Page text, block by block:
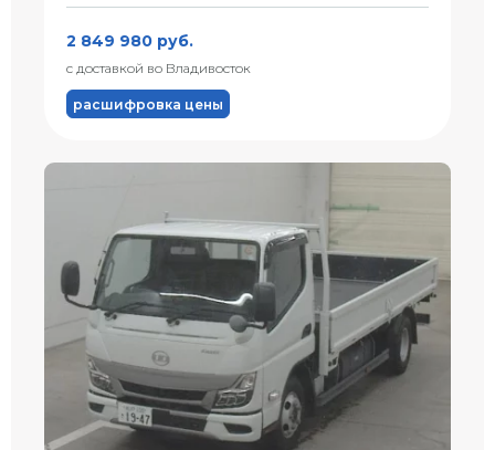
2 849 980 руб.
с доставкой во Владивосток
расшифровка цены